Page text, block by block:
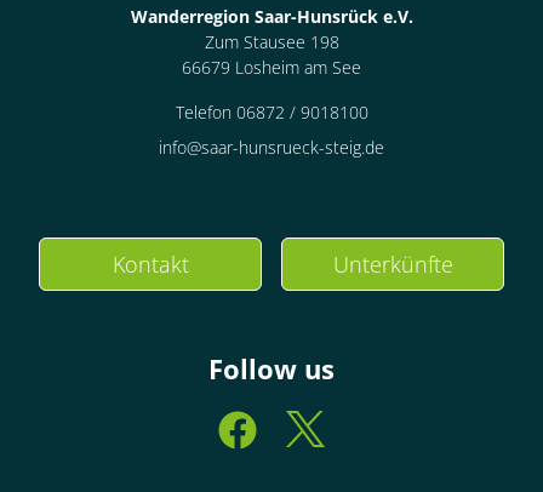
Wanderregion Saar-Hunsrück e.V.
Zum Stausee 198
66679 Losheim am See
Telefon 06872 / 9018100
info@saar-hunsrueck-steig.de
Kontakt Unterkünfte
Follow us